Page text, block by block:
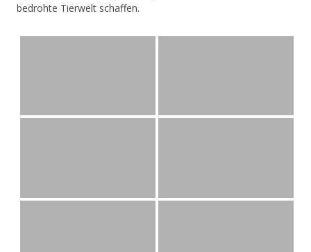
bedrohte Tierwelt schaffen.